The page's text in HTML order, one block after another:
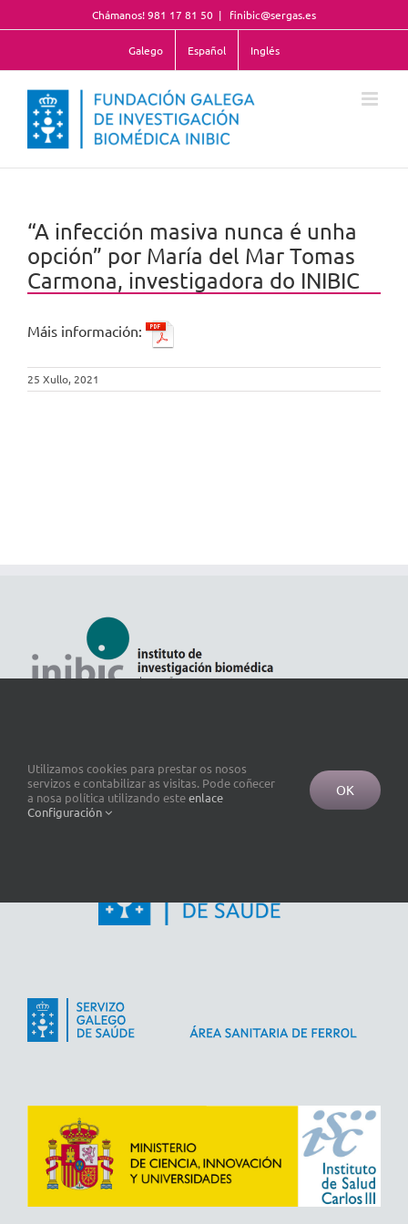
to
Chámanos! 981 17 81 50 | finibic@sergas.es
Galego Español Inglés
“A infección masiva nunca é unha
opción” por María del Mar Tomas
Carmona, investigadora do INIBIC
Máis información:
25 Xullo, 2021
Utilizamos cookies para prestar os nosos
servizos e contabilizar as visitas. Pode coñecer
a nosa política utilizando esteenlace
Configuración
OK